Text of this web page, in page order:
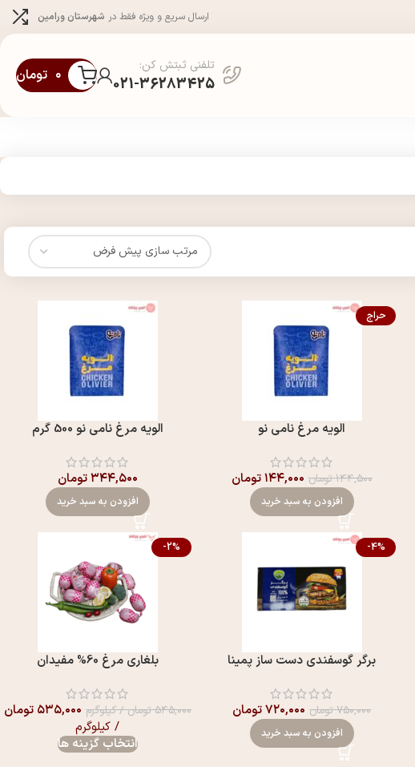
ارسال سریع و ویژه فقط در شهرستان ورامین
تلفنی ثبتش کن:
021-36283425 ۰ تومان
حراج
الویه مرغ نامی نو
۱۴۴,۵۰۰تومان ۱۴۴,۰۰۰تومان
افزودن به سبد خرید
الویه مرغ نامی نو 500 گرم
۳۴۴,۵۰۰تومان
افزودن به سبد خرید
-4%
برگر گوسفندی دست ساز پمینا
۷۵۰,۰۰۰تومان ۷۲۰,۰۰۰تومان
افزودن به سبد خرید
-2%
بلغاری مرغ 60% مفيدان
۵۴۵,۰۰۰تومان/ کیلوگرم ۵۳۵,۰۰۰ تومان
/ کیلوگرم
انتخاب گزینه ها